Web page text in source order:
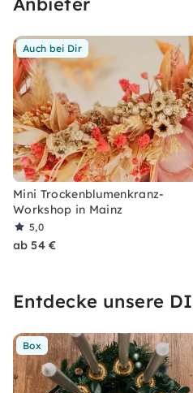
Auch bei Dir
Mini Trockenblumenkranz-
Workshop in Mainz
5,0
ab 54 €
Entdecke unsere
Box